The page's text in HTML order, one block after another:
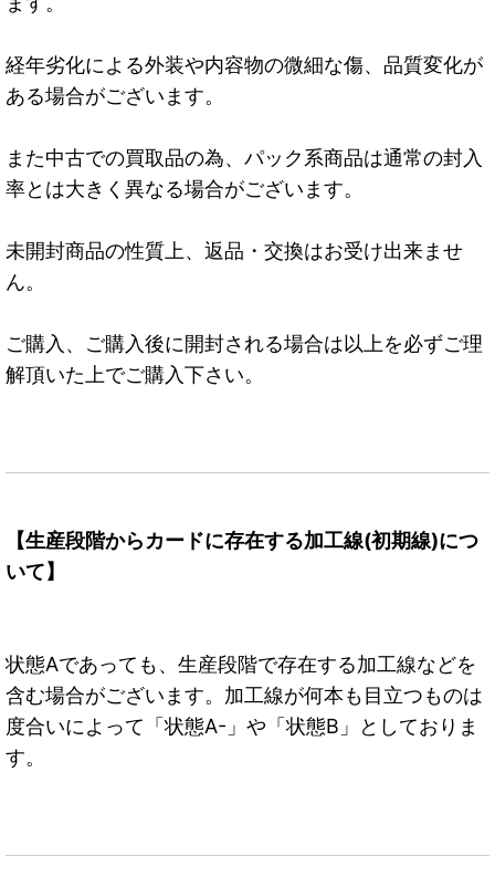
経年劣化による外装や内容物の微細な傷、品質変化が
ある場合がございます。
また中古での買取品の為、パック系商品は通常の封入
率とは大きく異なる場合がございます。
未開封商品の性質上、返品・交換はお受け出来ませ
ん。
ご購入、ご購入後に開封される場合は以上を必ずご理
解頂いた上でご購入下さい。
【生産段階からカードに存在する加工線(初期線)につ
いて】
状態Aであっても、生産段階で存在する加工線などを
含む場合がございます。加工線が何本も目立つものは
度合いによって「状態A-」や「状態B」としておりま
す。